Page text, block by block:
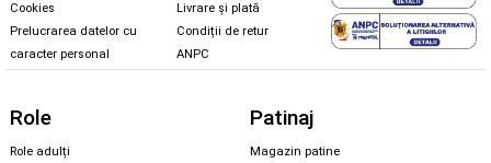
Cookies
Prelucrarea datelor cu
caracter personal
Livrare și plată
Condiții de retur
ANPC
Role
Role adulți
Patinaj
Magazin patine